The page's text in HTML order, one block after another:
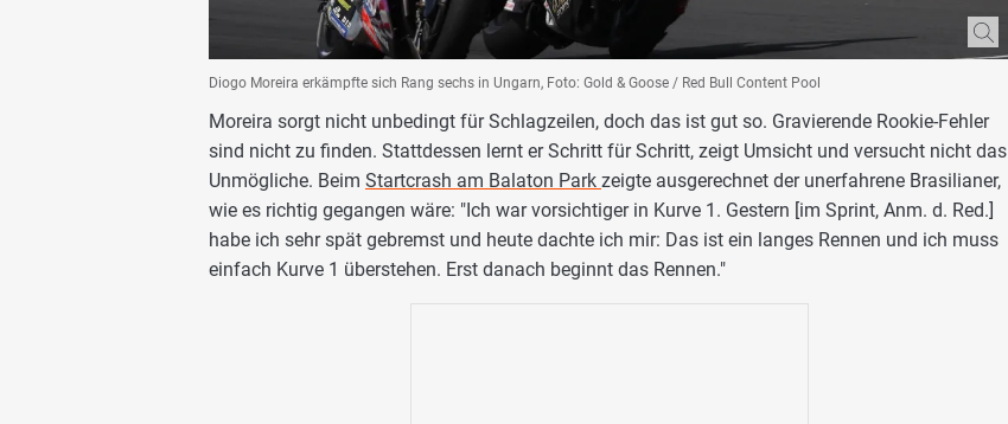
Diogo Moreira erkämpfte sich Rang sechs in Ungarn, Foto: Gold & Goose / Red Bull Content Pool
Moreira sorgt nicht unbedingt für Schlagzeilen, doch das ist gut so. Gravierende Rookie-Fehler
sind nicht zu finden. Stattdessen lernt er Schritt für Schritt, zeigt Umsicht und versucht nicht das
Unmögliche. Beim Startcrash am Balaton Park zeigte ausgerechnet der unerfahrene Brasilianer,
wie es richtig gegangen wäre: "Ich war vorsichtiger in Kurve 1. Gestern [im Sprint, Anm. d. Red.]
habe ich sehr spät gebremst und heute dachte ich mir: Das ist ein langes Rennen und ich muss
einfach Kurve 1 überstehen. Erst danach beginnt das Rennen."